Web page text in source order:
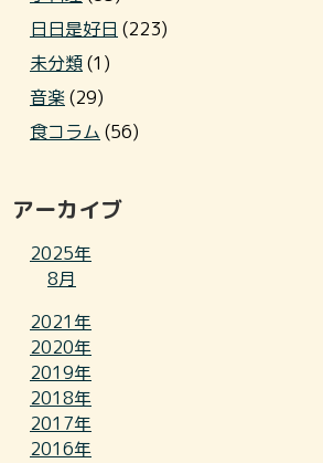
日日是好日 (223)
未分類(1)
音楽(29)
食コラム (56)
アーカイブ
2025年
8月
2021年
2020年
2019年
2018年
2017年
2016年